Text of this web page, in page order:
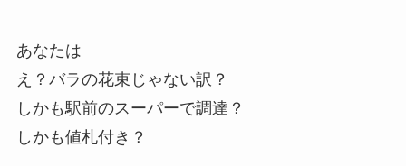
あなたは
え？バラの花束じゃない訳？
しかも駅前のスーパーで調達？
しかも値札付き？